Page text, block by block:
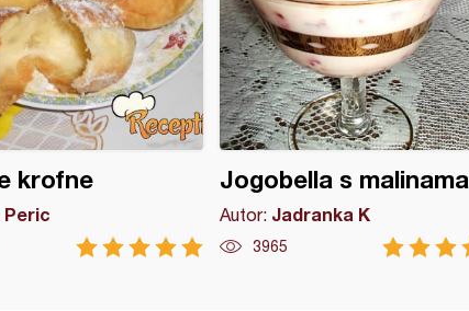
krofne
Peric
Jogobella s malinama
Autor: Jadranka K
3965